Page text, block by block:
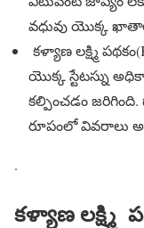
వధువు యొక్క
కళ్యాణ లక్ష్మి
యొక్క స్టేటస్ను
కల్పించడం
రూపంలో వివరాలు
.
కళ్యాణ లక్ష్మి